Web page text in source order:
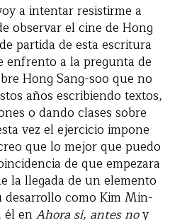
a intentar resistirme a
observar el cine de Hong
partida de esta escritura
enfrento a la pregunta de
Hong Sang-soo que no
años escribiendo textos,
o dando clases sobre
vez el ejercicio impone
que lo mejor que puedo
de que empezara
la llegada de un elemento
como Kim Min-
él enAhora sí, antes noy